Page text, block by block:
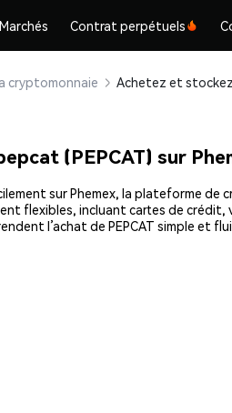
Marchés Contrat perpétuels
cryptomonnaie
(PEPCAT) sur
sur Phemex, la plateforme
flexibles, incluant cartes de
l’achat de PEPCAT simple